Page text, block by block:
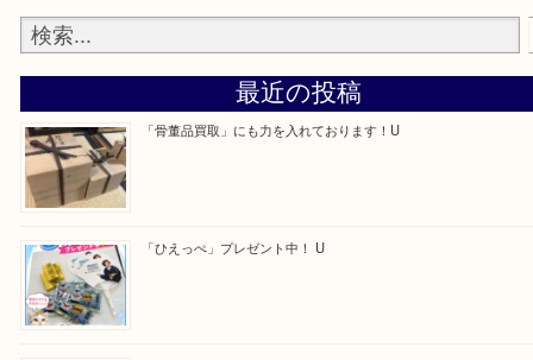
—お知らせ—
最後に当店では現在、社員を募集しておりますの
る方はお気軽にお問合せください！！
求人要項はここをクリック
Facebook
Twitter